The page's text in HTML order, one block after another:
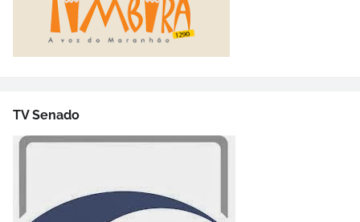
TV Senado